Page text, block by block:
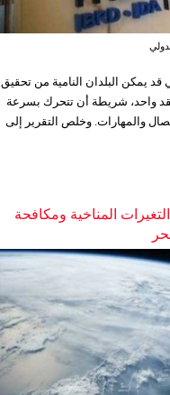
قد يمكن البلدان النامية من تحقيق
واحد، شريطة أن تتحرك بسرعة
والمهارات. وخلص التقرير إلى
المناخية ومكافحة